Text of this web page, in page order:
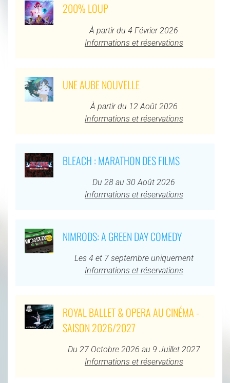
200% LOUP
À partir du 4 Février 2026
Informations et réservations
UNE AUBE NOUVELLE
À partir du 12 Août 2026
Informations et réservations
BLEACH : MARATHON DES FILMS
Du 28 au 30 Août 2026
Informations et réservations
NIMRODS: A GREEN DAY COMEDY
Les 4 et 7 septembre uniquement
Informations et réservations
ROYAL BALLET & OPERA AU CINÉMA -
SAISON 2026/2027
Du 27 Octobre 2026 au 9 Juillet 2027
Informations et réservations